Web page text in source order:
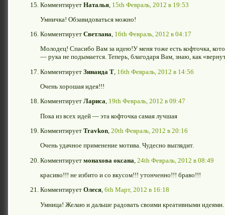
Комментирует Наталья 15th Февраль, 2012 в 19:53
Умничка! Обзавидоваться можно!
Комментирует Светлана, 16th Февраль, 2012 в 04:17
Молодец! Спасибо Вам за идею!У меня тоже есть кофточка,
— рука не подымается. Теперь, благодаря Вам, знаю, как
Комментирует Зинаида Т 16th Февраль, 2012 в 14:56
Очень хорошая идея!!!
Комментирует Лариса, 19th Февраль, 2012 в 09:47
Пока из всех идей — эта кофточка самая лучшая
Комментирует Travkon, 20th Февраль, 2012 в 20:16
Очень удачное применение мотива. Чудесно выглядит.
Комментирует монахова оксана 24th Февраль, 2012 в 08:49
красиво!!! не избито и со вкусом!!! утонченно!!! браво!!!
Комментирует Олеся, 6th Март, 2012 в 16:18
Умница! Желаю и дальше радовать своими креативными идеями.